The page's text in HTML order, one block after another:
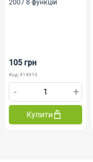
2007 8 функцій
105 грн
Код: 414913
- +
Купити